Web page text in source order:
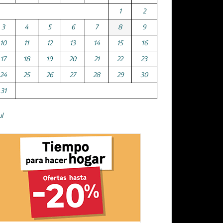
1
2
3
4 5 6 7 8
9
10
11 12 13 14 15
16
17
18 19 20 21 22
23
24
25 26 27 28 29
30
31